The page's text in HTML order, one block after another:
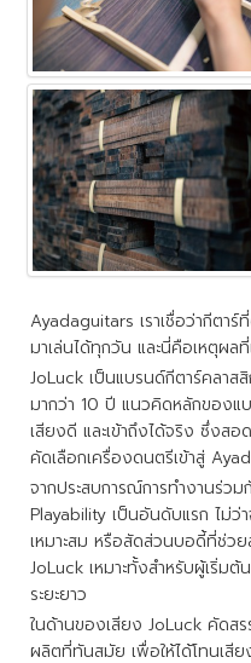
Ayadaguitars เราเชื่อว่ากีตา
มาเล่นได้ทุกวัน และนี่คือเหตุผล
JoLuck เป็นแบรนด์กีตาร์คลาส
มากว่า 10 ปี แนวคิดหลักของแ
เสียงดี และเข้าถึงได้จริง ซึ่งส
คัดเลือกเครื่องดนตรีเข้าสู่
จากประสบการณ์การทำงานร่ว
Playability เป็นอันดับแรก ไม่ว่
เหมาะสม หรือสัดส่วนบอดี้ที่ช่ว
JoLuck เหมาะทั้งสำหรับผู้เริ่ม
ระยะยาว
ในด้านของเสียง JoLuck คัดส
ผลิตที่ทันสมัย เพื่อให้ได้โทนเสี